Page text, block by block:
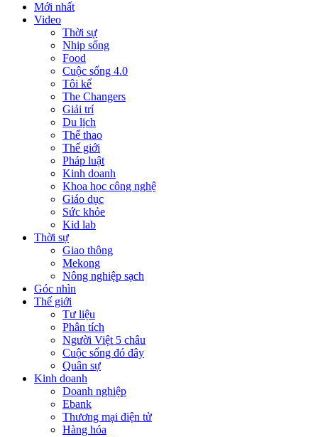
Mới nhất
Video
Thời sự
Nhịp sống
Food
Cuộc sống 4.0
Tôi kể
The Changers
Giải trí
Du lịch
Thể thao
Thế giới
Pháp luật
Kinh doanh
Khoa học công nghệ
Giáo dục
Sức khỏe
Kid lab
Thời sự
Giao thông
Mekong
Nông nghiệp sạch
Góc nhìn
Thế giới
Tư liệu
Phân tích
Người Việt 5 châu
Cuộc sống đó đây
Quân sự
Kinh doanh
Doanh nghiệp
Ebank
Thương mại điện tử
Hàng hóa